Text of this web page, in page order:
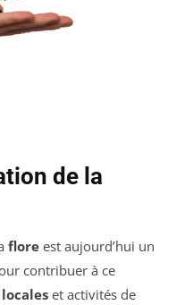
de la
flore est aujourd’hui un
contribuer à ce
et activités de